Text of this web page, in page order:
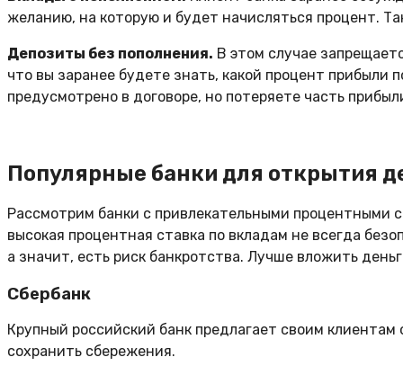
желанию, на которую и будет начисляться процент.
Депозиты без пополнения. В этом случае
что вы заранее будете знать, какой процент прибыли
предусмотрено в договоре, но потеряете часть
Популярные банки для открытия
Рассмотрим банки с привлекательными процентными
высокая процентная ставка по вкладам не всегда
а значит, есть риск банкротства. Лучше вложить
Сбербанк
Крупный российский банк предлагает своим
сохранить сбережения.